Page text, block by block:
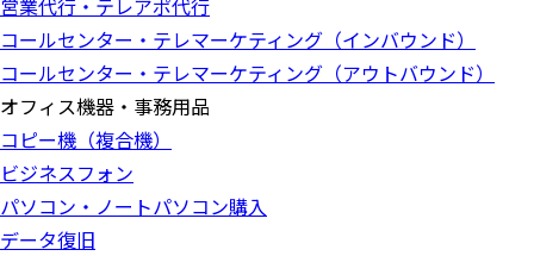
営業代行・テレアポ代行
コールセンター・テレマーケティング（インバウンド）
コールセンター・テレマーケティング（アウトバウンド）
オフィス機器・事務用品
コピー機（複合機）
ビジネスフォン
パソコン・ノートパソコン購入
データ復旧